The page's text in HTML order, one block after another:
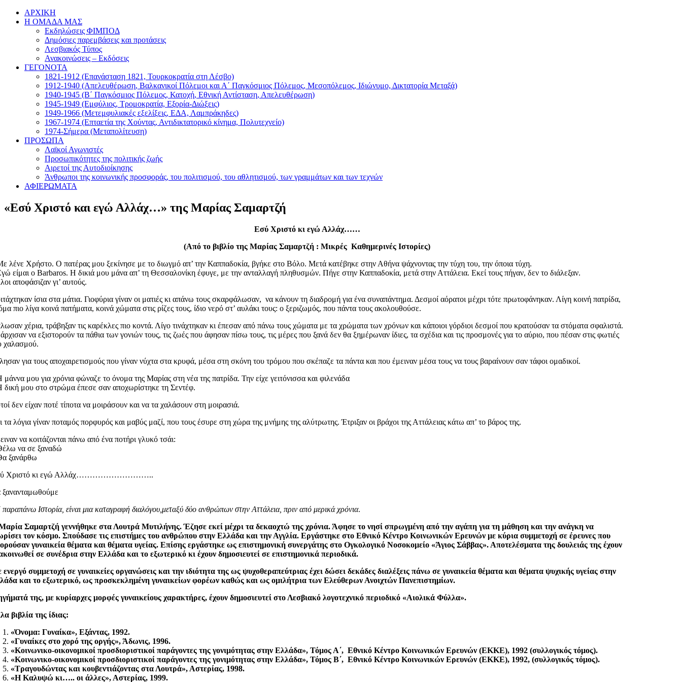
Μετάβαση
περιεχόμενο
FacebookΑΡΧΙΚΗ
Η ΟΜΑΔΑ ΜΑΣ
Εκδηλώσεις ΦΙΜΠΟΔ
Δημόσιες παρεμβάσεις και προτάσεις
Λεσβιακός Τύπος
Ανακοινώσεις – Εκδόσεις
ΓΕΓΟΝΟΤΑ
1821-1912 (Επανάσταση 1821, Τουρκοκρατία στη Λέσβο)
1912-1940 (Απελευθέρωση, Βαλκανικοί Πόλεμοι και Α΄ Παγκόσμιος Πόλεμος, Μεσοπόλεμος, Ιδιώνυμο, Δικτατορία Μεταξά)
1940-1945 (Β΄ Παγκόσμιος Πόλεμος, Κατοχή, Εθνική Αντίσταση, Απελευθέρωση)
1945-1949 (Εμφύλιος, Τρομοκρατία, Εξορία-Διώξεις)
1949-1966 (Μετεμφυλιακές εξελίξεις, ΕΔΑ, Λαμπράκηδες)
1967-1974 (Επταετία της Χούντας, Αντιδικτατορικό κίνημα, Πολυτεχνείο)
1974-Σήμερα (Μεταπολίτευση)
ΠΡΟΣΩΠΑ
Λαϊκοί Αγωνιστές
Προσωπικότητες της πολιτικής ζωής
Αιρετοί της Αυτοδιοίκησης
Άνθρωποι της κοινωνικής προσφοράς, του πολιτισμού, του αθλητισμού, των γραμμάτων και των τεχνών
ΑΦΙΕΡΩΜΑΤΑ
«Εσύ Χριστό και εγώ Αλλάχ…» της Μαρίας Σαμαρτζή
Εσύ Χριστό κι εγώ Αλλάχ……
(Από το βιβλίο της Μαρίας Σαμαρτζή : Μικρές Καθημερινές Ιστορίες)
λένε Χρήστο. Ο πατέρας μου ξεκίνησε με το διωγμό απ’ την Καππαδοκία, βγήκε στο Βόλο. Μετά κατέβηκε στην Αθήνα ψάχνοντας την τύχη του, την όποια τύχη.
είμαι ο Barbaros. Η δικιά μου μάνα απ’ τη Θεσσαλονίκη έφυγε, με την ανταλλαγή πληθυσμών. Πήγε στην Καππαδοκία, μετά στην Αττάλεια. Εκεί τους πήγαν, δεν το διάλεξαν.
αποφάσιζαν γι’ αυτούς.
ίσια στα μάτια. Γιοφύρια γίναν οι ματιές κι απάνω τους σκαρφάλωσαν, να κάνουν τη διαδρομή για ένα συναπάντημα. Δεσμοί αόρατοι μέχρι τότε πρωτοφάνηκαν. Λίγη κοινή πατρίδα,
πιο λίγα κοινά πατήματα, κοινά χώματα στις ρίζες τους, ίδιο νερό στ’ αυλάκι τους: ο ξεριζωμός, που πάντα τους ακολουθούσε.
χέρια, τράβηξαν τις καρέκλες πιο κοντά. Λίγο τινάχτηκαν κι έπεσαν από πάνω τους χώματα με τα χρώματα των χρόνων και κάποιοι γόρδιοι δεσμοί που κρατούσαν τα στόματα σφαλιστά.
να εξιστορούν τα πάθια των γονιών τους, τις ζωές που άφησαν πίσω τους, τις μέρες που ξανά δεν θα ξημέρωναν ίδιες, τα σχέδια και τις προσμονές για το αύριο, που πέσαν στις φωτιές
χαλασμού.
για τους αποχαιρετισμούς που γίναν νύχτα στα κρυφά, μέσα στη σκόνη του τρόμου που σκέπαζε τα πάντα και που έμειναν μέσα τους να τους βαραίνουν σαν τάφοι ομαδικοί.
μάννα μου για χρόνια φώναζε το όνομα της Μαρίας στη νέα της πατρίδα. Την είχε γειτόνισσα και φιλενάδα
δική μου στο στρώμα έπεσε σαν αποχωρίστηκε τη Σεντέφ.
δεν είχαν ποτέ τίποτα να μοιράσουν και να τα χαλάσουν στη μοιρασιά.
τα λόγια γίναν ποταμός πορφυρός και μαβύς μαζί, που τους έσυρε στη χώρα της μνήμης της αλύτρωτης. Έτριξαν οι βράχοι της Αττάλειας κάτω απ’ το βάρος της.
να κοιτάζονται πάνω από ένα ποτήρι γλυκό τσάι:
να σε ξαναδώ
ξανάρθω
Χριστό κι εγώ Αλλάχ………………………..
Ιστορία, είναι μια καταγραφή διαλόγου,μεταξύ δύο ανθρώπων στην Αττάλεια, πριν από μερικά χρόνια.
Σαμαρτζή γεννήθηκε στα Λουτρά Μυτιλήνης. Έζησε εκεί μέχρι τα δεκαοχτώ της χρόνια. Άφησε το νησί σπρωγμένη από την αγάπη για τη μάθηση και την ανάγκη να
τον κόσμο. Σπούδασε τις επιστήμες του ανθρώπου στην Ελλάδα και την Αγγλία. Εργάστηκε στο Εθνικό Κέντρο Κοινωνικών Ερευνών με κύρια συμμετοχή σε έρευνες που
γυναικεία θέματα και θέματα υγείας. Επίσης εργάστηκε ως επιστημονική συνεργάτης στο Ογκολογικό Νοσοκομείο «Άγιος Σάββας». Αποτελέσματα της δουλειάς της έχουν
σε συνέδρια στην Ελλάδα και το εξωτερικό κι έχουν δημοσιευτεί σε επιστημονικά περιοδικά.
συμμετοχή σε γυναικείες οργανώσεις και την ιδιότητα της ως ψυχοθεραπεύτριας έχει δώσει δεκάδες διαλέξεις πάνω σε γυναικεία θέματα και θέματα ψυχικής υγείας στην
και το εξωτερικό, ως προσκεκλημένη γυναικείων φορέων καθώς και ως ομιλήτρια των Ελεύθερων Ανοιχτών Πανεπιστημίων.
της, με κυρίαρχες μορφές γυναικείους χαρακτήρες, έχουν δημοσιευτεί στο Λεσβιακό λογοτεχνικό περιοδικό «Αιολικά Φύλλα».
βιβλία της ίδιας:
«Όνομα: Γυναίκα», Εξάντας, 1992.
«Γυναίκες στο χορό της οργής», Άδωνις, 1996.
«Κοινωνικο-οικονομικοί προσδιοριστικοί παράγοντες της γονιμότητας στην Ελλάδα», Τόμος Α΄, Εθνικό Κέντρο Κοινωνικών Ερευνών (ΕΚΚΕ), 1992 (συλλογικός τόμος).
«Κοινωνικο-οικονομικοί προσδιοριστικοί παράγοντες της γονιμότητας στην Ελλάδα», Τόμος Β΄, Εθνικό Κέντρο Κοινωνικών Ερευνών (ΕΚΚΕ), 1992, (συλλογικός τόμος).
«Τραγουδώντας και κουβεντιάζοντας στα Λουτρά», Αστερίας, 1998.
«Η Καλυψώ κι….. οι άλλες», Αστερίας, 1999.